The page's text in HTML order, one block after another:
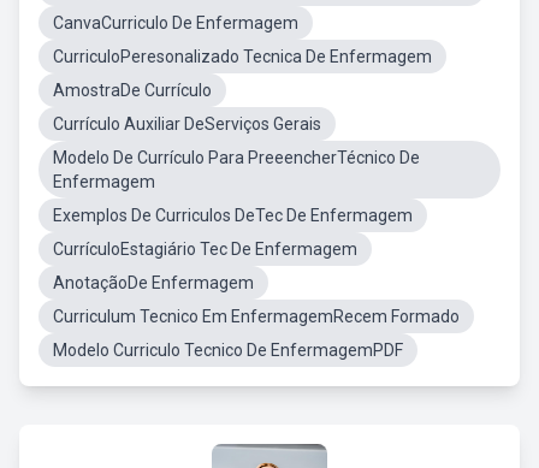
CanvaCurriculo De Enfermagem
CurriculoPeresonalizado Tecnica De Enfermagem
AmostraDe Currículo
Currículo Auxiliar DeServiços Gerais
Modelo De Currículo Para PreeencherTécnico De
Enfermagem
Exemplos De Curriculos DeTec De Enfermagem
CurrículoEstagiário Tec De Enfermagem
AnotaçãoDe Enfermagem
Curriculum Tecnico Em EnfermagemRecem Formado
Modelo Curriculo Tecnico De EnfermagemPDF